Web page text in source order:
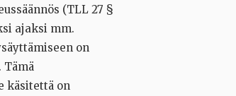
(TLL 27 §
ajaksi mm.
on
käsitettä on